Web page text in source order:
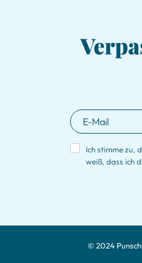
Ich stimme zu,
weiß, dass ich
© 2024